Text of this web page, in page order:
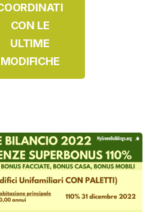
CON LE
ULTIME
MODIFICHE